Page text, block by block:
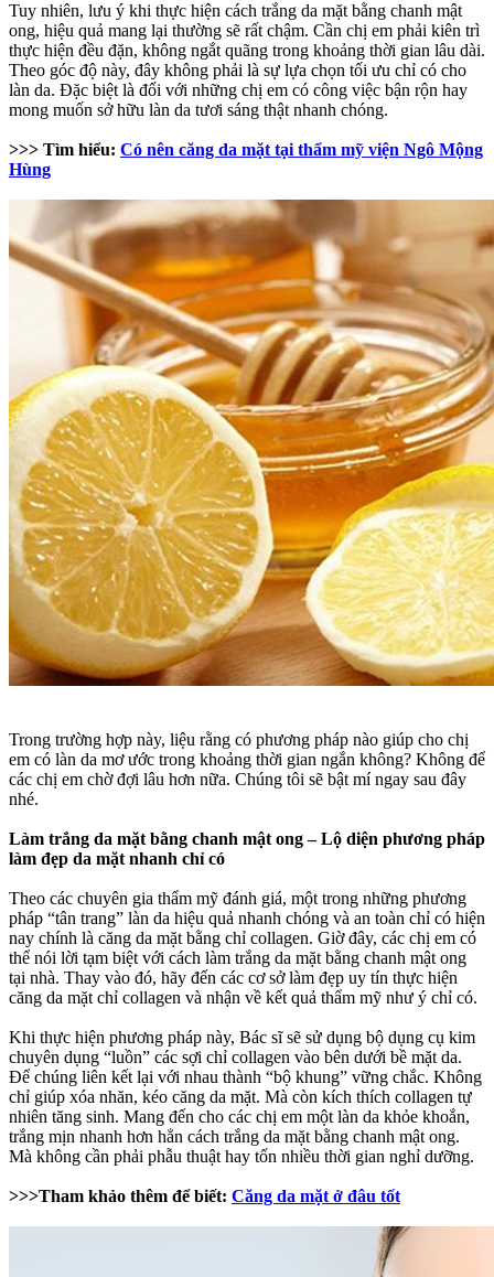
Tuy nhiên, lưu ý khi thực hiện cách trắng da mặt bằng chanh mật
ong, hiệu quả mang lại thường sẽ rất chậm. Cần chị em phải kiên trì
thực hiện đều đặn, không ngắt quãng trong khoảng thời gian lâu dài.
Theo góc độ này, đây không phải là sự lựa chọn tối ưu chỉ có cho
làn da. Đặc biệt là đối với những chị em có công việc bận rộn hay
mong muốn sở hữu làn da tươi sáng thật nhanh chóng.
>>> Tìm hiểu: Có nên căng da mặt tại thẩm mỹ viện Ngô Mộng
Hùng
Trong trường hợp này, liệu rằng có phương pháp nào giúp cho chị
em có làn da mơ ước trong khoảng thời gian ngắn không? Không để
các chị em chờ đợi lâu hơn nữa. Chúng tôi sẽ bật mí ngay sau đây
nhé.
Làm trắng da mặt bằng chanh mật ong – Lộ diện phương pháp
làm đẹp da mặt nhanh chỉ có
Theo các chuyên gia thẩm mỹ đánh giá, một trong những phương
pháp “tân trang” làn da hiệu quả nhanh chóng và an toàn chỉ có hiện
nay chính là căng da mặt bằng chỉ collagen. Giờ đây, các chị em có
thể nói lời tạm biệt với cách làm trắng da mặt bằng chanh mật ong
tại nhà. Thay vào đó, hãy đến các cơ sở làm đẹp uy tín thực hiện
căng da mặt chỉ collagen và nhận về kết quả thẩm mỹ như ý chỉ có.
Khi thực hiện phương pháp này, Bác sĩ sẽ sử dụng bộ dụng cụ kim
chuyên dụng “luồn” các sợi chỉ collagen vào bên dưới bề mặt da.
Để chúng liên kết lại với nhau thành “bộ khung” vững chắc. Không
chỉ giúp xóa nhăn, kéo căng da mặt. Mà còn kích thích collagen tự
nhiên tăng sinh. Mang đến cho các chị em một làn da khỏe khoắn,
trắng mịn nhanh hơn hẳn cách trắng da mặt bằng chanh mật ong.
Mà không cần phải phẫu thuật hay tốn nhiều thời gian nghỉ dưỡng.
>>>Tham khảo thêm để biết: Căng da mặt ở đâu tốt